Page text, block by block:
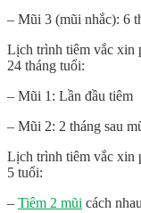
– Mũi 3 (mũi nhắc): 6
Lịch trình tiêm vắc xin
24 tháng tuổi:
– Mũi 1: Lần đầu tiêm
– Mũi 2: 2 tháng sau
Lịch trình tiêm vắc xin
5 tuổi:
– Tiêm 2 mũi cách